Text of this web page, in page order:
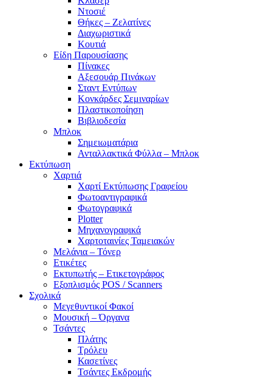
Ντοσιέ
Θήκες – Ζελατίνες
Διαχωριστικά
Κουτιά
Είδη Παρουσίασης
Πίνακες
Αξεσουάρ Πινάκων
Σταντ Εντύπων
Κονκάρδες Σεμιναρίων
Πλαστικοποίηση
Βιβλιοδεσία
Μπλοκ
Σημειωματάρια
Ανταλλακτικά Φύλλα – Μπλοκ
Εκτύπωση
Χαρτιά
Χαρτί Εκτύπωσης Γραφείου
Φωτοαντιγραφικά
Φωτογραφικά
Plotter
Μηχανογραφικά
Χαρτοταινίες Ταμειακών
Μελάνια – Τόνερ
Ετικέτες
Εκτυπωτής – Ετικετογράφος
Εξοπλισμός POS / Scanners
Σχολικά
Μεγεθυντικοί Φακοί
Μουσική – Όργανα
Τσάντες
Πλάτης
Τρόλευ
Κασετίνες
Τσάντες Εκδρομής